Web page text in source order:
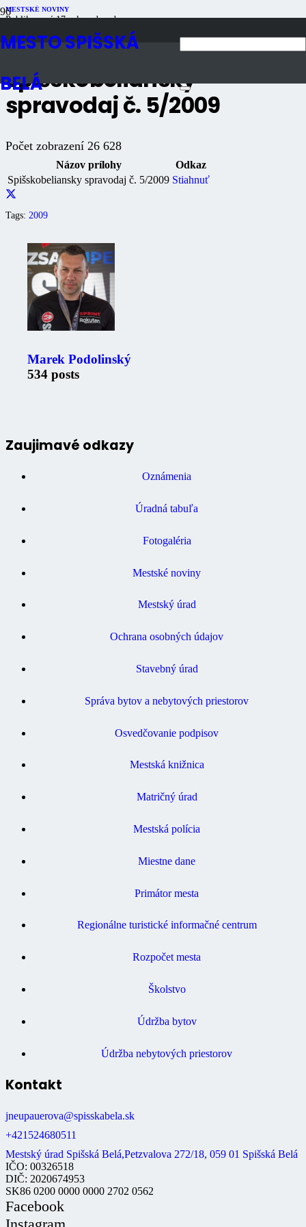
MESTO SPIŠSKÁ
BELÁ
MESTSKÉ NOVINY
Publikované17 rokov dozadu
Spišskobeliansky
spravodaj č. 5/2009
Počet zobrazení 26 628
Názov prílohy
Odkaz
Spišskobeliansky spravodaj č. 5/2009 Stiahnuť
Tags: 2009
Marek Podolinský
534 posts
Zaujimavé odkazy
Oznámenia
Úradná tabuľa
Fotogaléria
Mestské noviny
Mestský úrad
Ochrana osobných údajov
Stavebný úrad
Správa bytov a nebytových priestorov
Osvedčovanie podpisov
Mestská knižnica
Matričný úrad
Mestská polícia
Miestne dane
Primátor mesta
Regionálne turistické informačné centrum
Rozpočet mesta
Školstvo
Údržba bytov
Údržba nebytových priestorov
Kontakt
jneupauerova@spisskabela.sk
+421524680511
Mestský úrad Spišská Belá,Petzvalova 272/18, 059 01 Spišská Belá
IČO: 00326518
DIČ: 2020674953
SK86 0200 0000 0000 2702 0562
Facebook